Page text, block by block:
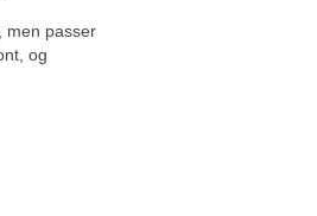
men passer
og